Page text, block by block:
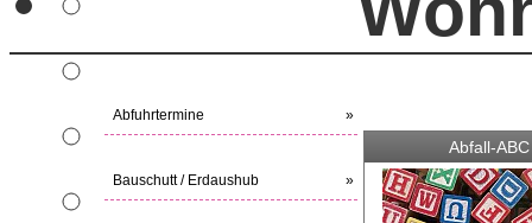
Abfuhrtermine »
Bauschutt / Erdaushub »
Abfall-ABC